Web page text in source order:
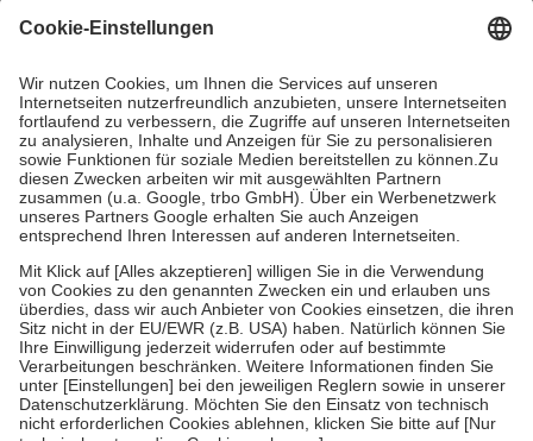
gesetzliche Krankenversicherung übernimmt in der Regel die
Kosten dafür, der Versicherte trägt einen Teil davon als Zuzahlung
Grundsätzlich leisten Mitglieder Zuzahlungen in Höhe von zehn
Prozent des Abgabepreises,mindestens jedochfünf Euround
höchstens zehn Euro.Es sind jedoch nie mehr als die tatsächlichen
Kosten der Leistung zu entrichten.
Diese Regeln gelten grundsätzlich auch für Online-Apotheken.
Bei Heilmitteln und häuslicher Krankenpflege beträgt die
Zuzahlung zehn Prozent der Kosten sowie zehn Euro je
Verordnung.
Um das Engagement der Versicherten für ihre eigene Gesundheit zu
stärken und die besondere Stellung der Familie zu unterstützen,
fallenkeine Zuzahlungenan bei:
• Kindern und Jugendlichen bis zum vollendeten 18. Lebensjahr
mit Ausnahme der Fahrkosten
• Untersuchungen zur Vorsorge und Früherkennung, die von der